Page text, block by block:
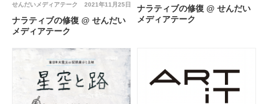
2021年11月25日
せんだいメディアテーク
ナラティブの修復 @ せんだい
メディアテーク
ナラティブの修復 @ せんだい
メディアテーク